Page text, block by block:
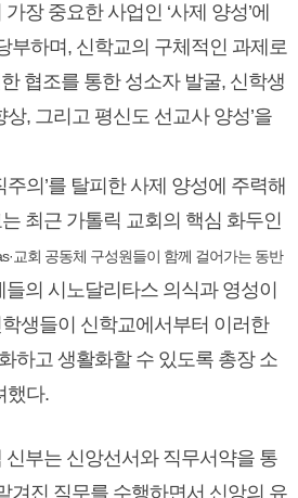
장 중요한 사업인 ‘사제 양성’에
부하며, 신학교의 구체적인 과제로
협조를 통한 성소자 발굴, 신학생
상, 그리고 평신도 선교사 양성’을
주의’를 탈피한 사제 양성에 주력해
최근 가톨릭 교회의 핵심 화두인
교회 공동체 구성원들이 함께 걸어가는 동반
들의 시노달리타스 의식과 영성이
생들이 신학교에서부터 이러한
하고 생활화할 수 있도록 총장 소
했다.
신부는 신앙선서와 직무서약을 통
겨진 직무를 수행하면서 신앙의 유